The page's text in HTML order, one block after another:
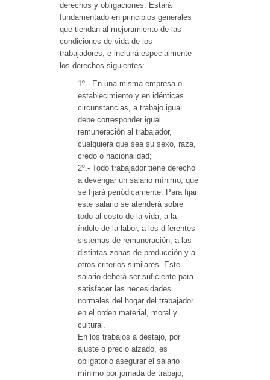
derechos y obligaciones. Estará
fundamentado en principios generales
que tiendan al mejoramiento de las
condiciones de vida de los
trabajadores, e incluirá especialmente
los derechos siguientes:
1º.- En una misma empresa o
establecimiento y en idénticas
circunstancias, a trabajo igual
debe corresponder igual
remuneración al trabajador,
cualquiera que sea su sexo, raza,
credo o nacionalidad;
2º.- Todo trabajador tiene derecho
a devengar un salario mínimo, que
se fijará periódicamente. Para fijar
este salario se atenderá sobre
todo al costo de la vida, a la
índole de la labor, a los diferentes
sistemas de remuneración, a las
distintas zonas de producción y a
otros criterios similares. Este
salario deberá ser suficiente para
satisfacer las necesidades
normales del hogar del trabajador
en el orden material, moral y
cultural.
En los trabajos a destajo, por
ajuste o precio alzado, es
obligatorio asegurar el salario
mínimo por jornada de trabajo;